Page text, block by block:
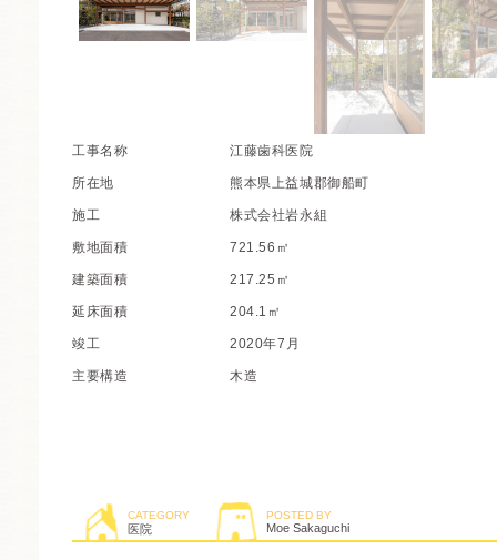
工事名称 江藤歯科医院
所在地 熊本県上益城郡御船町
施工 株式会社岩永組
敷地面積 721.56㎡
建築面積 217.25㎡
延床面積 204.1㎡
竣工 2020年7月
主要構造 木造
CATEGORY
医院
POSTED BY
Moe Sakaguchi